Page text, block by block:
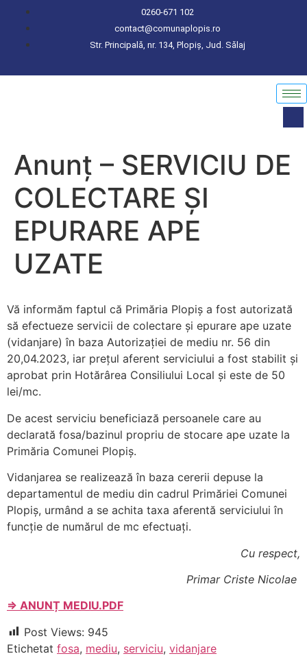
conținut
0260-671 102
contact@comunaplopis.ro
Str. Principală, nr. 134, Plopiș, Jud. Sălaj
Anunț – SERVICIU DE
COLECTARE ȘI
EPURARE APE
UZATE
Vă informăm faptul că Primăria Plopiș a fost autorizată
să efectueze servicii de colectare și epurare ape uzate
(vidanjare) în baza Autorizației de mediu nr. 56 din
20,04.2023, iar prețul aferent serviciului a fost stabilit și
aprobat prin Hotărârea Consiliului Local și este de 50
lei/mc.
De acest serviciu beneficiază persoanele care au
declarată fosa/bazinul propriu de stocare ape uzate la
Primăria Comunei Plopiș.
Vidanjarea se realizează în baza cererii depuse la
departamentul de mediu din cadrul Primăriei Comunei
Plopiș, urmând a se achita taxa aferentă serviciului în
funcție de numărul de mc efectuați.
Cu respect,
Primar Criste Nicolae
⇒ ANUNȚ MEDIU.PDF
Post Views: 945
Etichetat fosa, mediu, serviciu, vidanjare